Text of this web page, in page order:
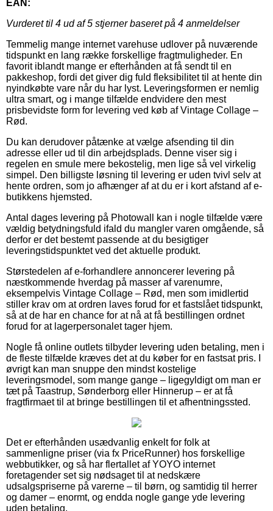
EAN:
Vurderet til 4 ud af 5 stjerner baseret på 4 anmeldelser
Temmelig mange internet varehuse udlover på nuværende
tidspunkt en lang række forskellige fragtmuligheder. En
favorit iblandt mange er efterhånden at få sendt til en
pakkeshop, fordi det giver dig fuld fleksibilitet til at hente din
nyindkøbte vare når du har lyst. Leveringsformen er nemlig
ultra smart, og i mange tilfælde endvidere den mest
prisbevidste form for levering ved køb af Vintage Collage –
Rød.
Du kan derudover påtænke at vælge afsending til din
adresse eller ud til din arbejdsplads. Denne viser sig i
regelen en smule mere bekostelig, men lige så vel virkelig
simpel. Den billigste løsning til levering er uden tvivl selv at
hente ordren, som jo afhænger af at du er i kort afstand af e-
butikkens hjemsted.
Antal dages levering på Photowall kan i nogle tilfælde være
vældig betydningsfuld ifald du mangler varen omgående, så
derfor er det bestemt passende at du besigtiger
leveringstidspunktet ved det aktuelle produkt.
Størstedelen af e-forhandlere annoncerer levering på
næstkommende hverdag på masser af varenumre,
eksempelvis Vintage Collage – Rød, men som imidlertid
stiller krav om at ordren laves forud for et fastslået tidspunkt,
så at de har en chance for at nå at få bestillingen ordnet
forud for at lagerpersonalet tager hjem.
Nogle få online outlets tilbyder levering uden betaling, men i
de fleste tilfælde kræves det at du køber for en fastsat pris. I
øvrigt kan man snuppe den mindst kostelige
leveringsmodel, som mange gange – ligegyldigt om man er
tæt på Taastrup, Sønderborg eller Hinnerup – er at få
fragtfirmaet til at bringe bestillingen til et afhentningssted.
Det er efterhånden usædvanlig enkelt for folk at
sammenligne priser (via fx PriceRunner) hos forskellige
webbutikker, og så har flertallet af YOYO internet
foretagender set sig nødsaget til at nedskære
udsalgspriserne på varerne – til børn, og samtidig til herrer
og damer – enormt, og endda nogle gange yde levering
uden betaling.